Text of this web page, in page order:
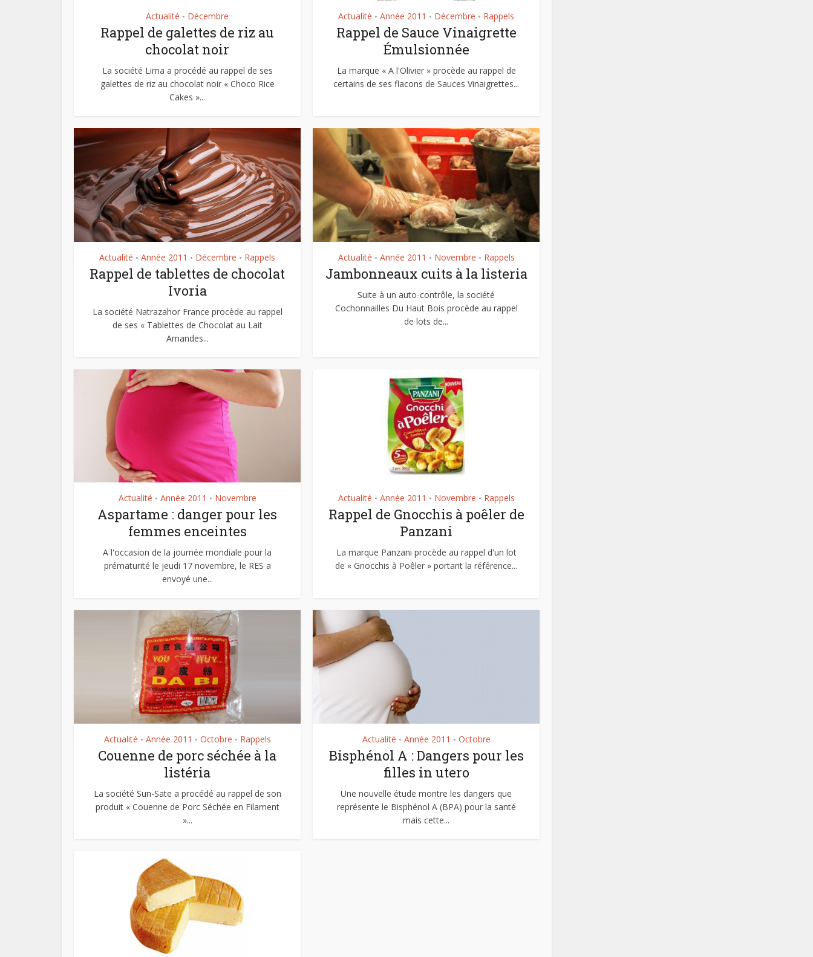
Actualité • Décembre
Rappel de galettes de riz au
chocolat noir
La société Lima a procédé au rappel de ses
galettes de riz au chocolat noir « Choco Rice
Cakes »...
Actualité • Année 2011 • Décembre • Rappels
Rappel de Sauce Vinaigrette
Émulsionnée
La marque « A l'Olivier » procède au rappel de
certains de ses flacons de Sauces Vinaigrettes...
Actualité • Année 2011 • Décembre • Rappels
Rappel de tablettes de chocolat
Ivoria
La société Natrazahor France procède au rappel
de ses « Tablettes de Chocolat au Lait
Amandes...
Actualité • Année 2011 • Novembre • Rappels
Jambonneaux cuits à la listeria
Suite à un auto-contrôle, la société
Cochonnailles Du Haut Bois procède au rappel
de lots de...
Actualité • Année 2011 • Novembre
Aspartame : danger pour les
femmes enceintes
A l'occasion de la journée mondiale pour la
prématurité le jeudi 17 novembre, le RES a
envoyé une...
Actualité • Année 2011 • Novembre • Rappels
Rappel de Gnocchis à poêler de
Panzani
La marque Panzani procède au rappel d'un lot
de « Gnocchis à Poêler » portant la référence...
Actualité • Année 2011 • Octobre • Rappels
Couenne de porc séchée à la
listéria
La société Sun-Sate a procédé au rappel de son
produit « Couenne de Porc Séchée en Filament
»...
Actualité • Année 2011 • Octobre
Bisphénol A : Dangers pour les
filles in utero
Une nouvelle étude montre les dangers que
représente le Bisphénol A (BPA) pour la santé
mais cette...